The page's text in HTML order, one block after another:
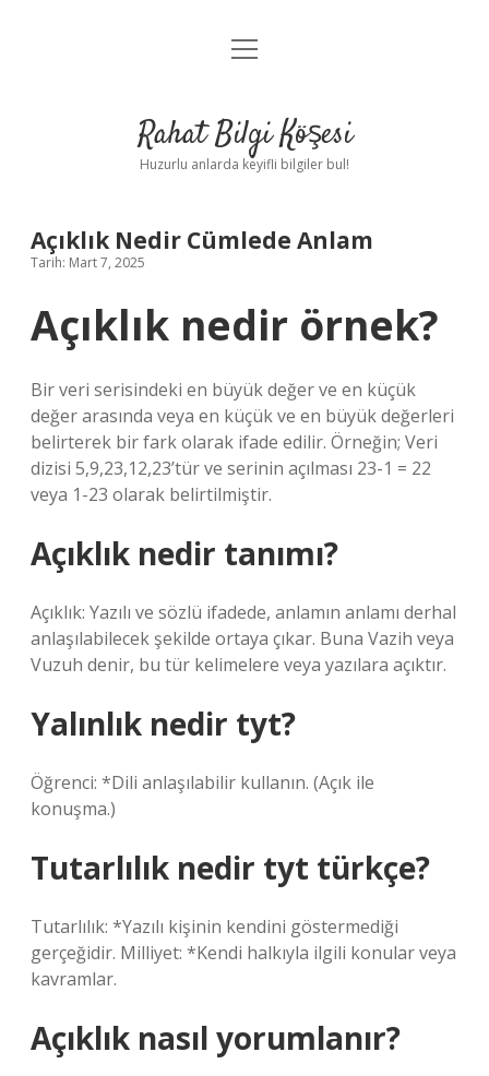
Anasayfa
Yasal Uyarı
menüyü
Rahat Bilgi Köşesi
Huzurlu anlarda keyifli bilgiler bul!
Açıklık Nedir Cümlede Anlam
Tarih: Mart 7, 2025
Açıklık nedir örnek?
Bir veri serisindeki en büyük değer ve en küçük
değer arasında veya en küçük ve en büyük değerleri
belirterek bir fark olarak ifade edilir. Örneğin; Veri
dizisi 5,9,23,12,23’tür ve serinin açılması 23-1 = 22
veya 1-23 olarak belirtilmiştir.
Açıklık nedir tanımı?
Açıklık: Yazılı ve sözlü ifadede, anlamın anlamı derhal
anlaşılabilecek şekilde ortaya çıkar. Buna Vazih veya
Vuzuh denir, bu tür kelimelere veya yazılara açıktır.
Yalınlık nedir tyt?
Öğrenci: *Dili anlaşılabilir kullanın. (Açık ile
konuşma.)
Tutarlılık nedir tyt türkçe?
Tutarlılık: *Yazılı kişinin kendini göstermediği
gerçeğidir. Milliyet: *Kendi halkıyla ilgili konular veya
kavramlar.
Açıklık nasıl yorumlanır?